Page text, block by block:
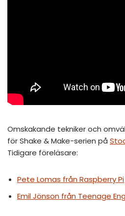
Omskakande tekniker och
för Shake & Make-serien på
Tidigare föreläsare:
Pete Lomas från Raspberry Pi
Emil Jönson från Teenage